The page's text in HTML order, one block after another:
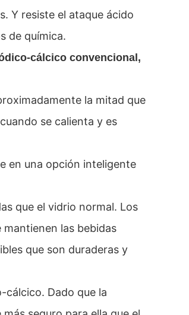
Y resiste el ataque ácido
de química.
cálcico convencional,
la mitad que
se calienta y es
en una opción inteligente
que el vidrio normal. Los
las bebidas
que son duraderas y
cálcico. Dado que la